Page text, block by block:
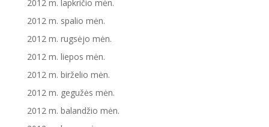
2012 m. lapkričio mėn.
2012 m. spalio mėn.
2012 m. rugsėjo mėn.
2012 m. liepos mėn.
2012 m. birželio mėn.
2012 m. gegužės mėn.
2012 m. balandžio mėn.